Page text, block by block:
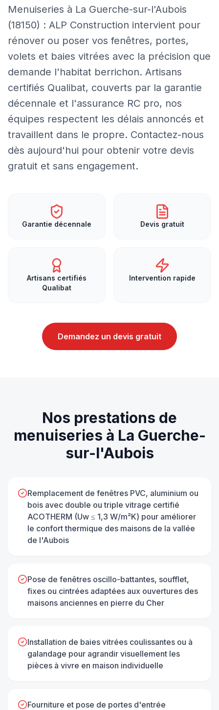
Menuiseries à La Guerche-sur-l'Aubois
(18150) : ALP Construction intervient pour
rénover ou poser vos fenêtres, portes,
volets et baies vitrées avec la précision que
demande l'habitat berrichon. Artisans
certifiés Qualibat, couverts par la garantie
décennale et l'assurance RC pro, nos
équipes respectent les délais annoncés et
travaillent dans le propre. Contactez-nous
dès aujourd'hui pour obtenir votre devis
gratuit et sans engagement.
Garantie décennale Devis gratuit
Artisans certifiés
Qualibat
Intervention rapide
Demandez un devis gratuit
Nos prestations de
menuiseries à La Guerche-
sur-l'Aubois
Remplacement de fenêtres PVC, aluminium ou
bois avec double ou triple vitrage certifié
ACOTHERM (Uw ≤ 1,3 W/m²K) pour améliorer
le confort thermique des maisons de la vallée
de l'Aubois
Pose de fenêtres oscillo-battantes, soufflet,
fixes ou cintrées adaptées aux ouvertures des
maisons anciennes en pierre du Cher
Installation de baies vitrées coulissantes ou à
galandage pour agrandir visuellement les
pièces à vivre en maison individuelle
Fourniture et pose de portes d'entrée